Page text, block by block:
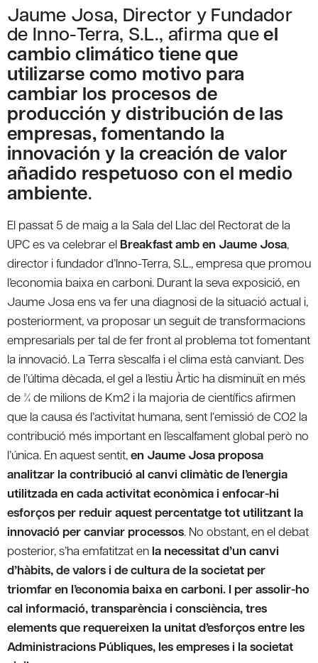
Jaume Josa, Director y Fundador
de Inno-Terra, S.L., afirma queel
cambio climático tiene que
utilizarse como motivo para
cambiar los procesos de
producción y distribución de las
empresas, fomentando la
innovación y la creación de valor
añadido respetuoso con el medio
ambiente.
El passat 5 de maig a la Sala del Llac del Rectorat de la
UPC es va celebrar el Breakfast amb en Jaume Josa,
director i fundador d’Inno-Terra, S.L., empresa que promou
l’economia baixa en carboni. Durant la seva exposició, en
Jaume Josa ens va fer una diagnosi de la situació actual i,
posteriorment, va proposar un seguit de transformacions
empresarials per tal de fer front al problema tot fomentant
la innovació. La Terra s’escalfa i el clima està canviant. Des
de l’última dècada, el gel a l’estiu Àrtic ha disminuït en més
de ¾ de milions de Km2 i la majoria de científics afirmen
que la causa és l’activitat humana, sent l‘emissió de CO2 la
contribució més important en l’escalfament global però no
l’única. En aquest sentit,en Jaume Josa proposa
analitzar la contribució al canvi climàtic de l’energia
utilitzada en cada activitat econòmica i enfocar-hi
esforços per reduir aquest percentatge tot utilitzant la
innovació per canviar processos. No obstant, en el debat
posterior, s’ha emfatitzat en la necessitat d’un canvi
d’hàbits, de valors i de cultura de la societat per
triomfar en l’economia baixa en carboni. I per assolir-ho
cal informació, transparència i consciència, tres
elements que requereixen la unitat d’esforços entre les
Administracions Públiques, les empreses i la societat